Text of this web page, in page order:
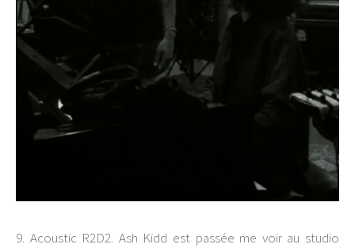
9. Acoustic R2D2. Ash Kidd est passée me voir au studio